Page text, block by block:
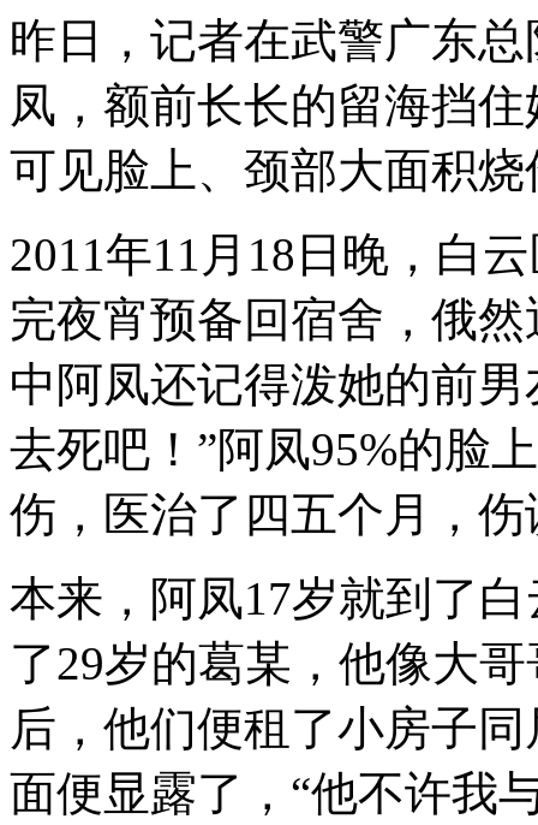
昨日，记者在武警广东
凤，额前长长的留海挡
可见脸上、颈部大面积
2011年11月18日晚，白
完夜宵预备回宿舍，俄
中阿凤还记得泼她的前
去死吧！”阿凤95%的脸
伤，医治了四五个月，
本来，阿凤17岁就到了
了29岁的葛某，他像大
后，他们便租了小房子
面便显露了，“他不许我